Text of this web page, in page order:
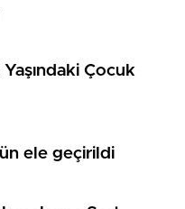
Çocuk
ele geçirildi